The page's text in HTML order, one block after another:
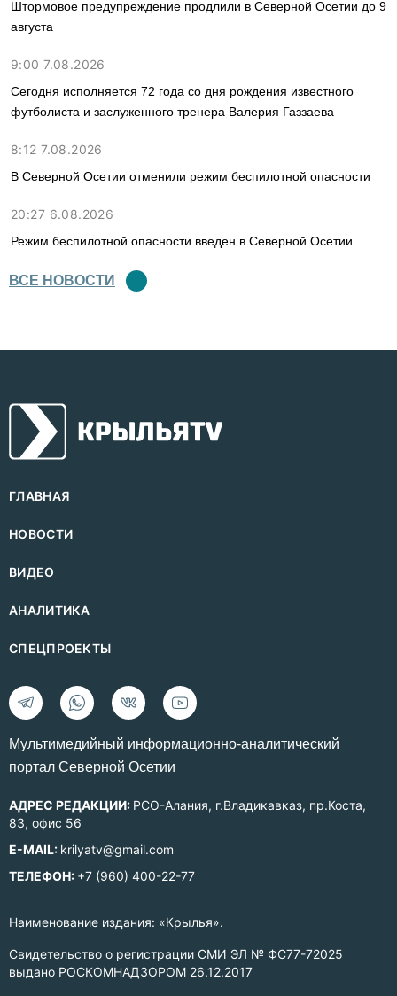
Штормовое предупреждение продлили в Северной Осетии до 9
августа
9:00 7.08.2026
Сегодня исполняется 72 года со дня рождения известного
футболиста и заслуженного тренера Валерия Газзаева
8:12 7.08.2026
В Северной Осетии отменили режим беспилотной опасности
20:27 6.08.2026
Режим беспилотной опасности введен в Северной Осетии
ВСЕ НОВОСТИ
Наименование издания: «Крылья».
Свидетельство о регистрации СМИ ЭЛ № ФС77-72025
выдано РОСКОМНАДЗОРОМ 26.12.2017
ГЛАВНАЯ
НОВОСТИ
ВИДЕО
АНАЛИТИКА
СПЕЦПРОЕКТЫ
Mультимедийный информационно-аналитический
портал Северной Осетии
АДРЕС РЕДАКЦИИ: РСО-Алания, г.Владикавказ, пр.Коста,
83, офис 56
E-MAIL: krilyatv@gmail.com
ТЕЛЕФОН: +7 (960) 400-22-77